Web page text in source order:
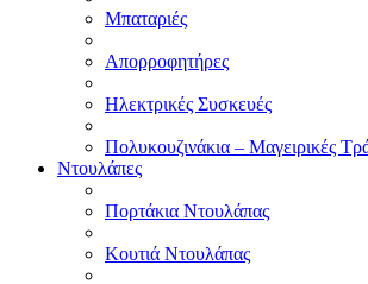
Μπαταριές
Απορροφητήρες
Ηλεκτρικές Συσκευές
Πολυκουζινάκια – Μαγειρικές
Ντουλάπες
Πορτάκια Ντουλάπας
Κουτιά Ντουλάπας